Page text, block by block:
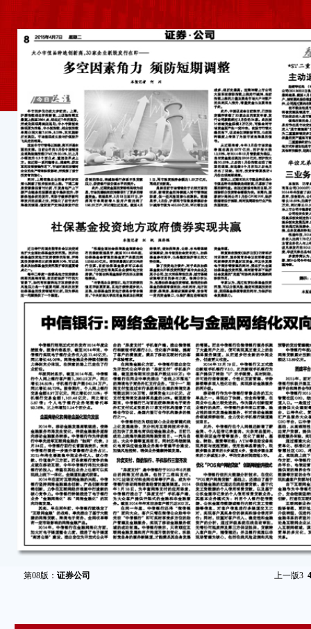
第08版： 证券公司 上一版3 4